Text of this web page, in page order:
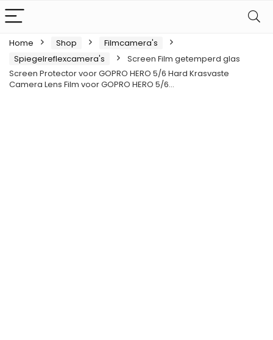
Home Shop
Filmcamera's
Spiegelreflexcamera's
Screen Film getemperd glas
Screen Protector voor GOPRO HERO 5/6 Hard Krasvaste
Camera Lens Film voor GOPRO HERO 5/6…